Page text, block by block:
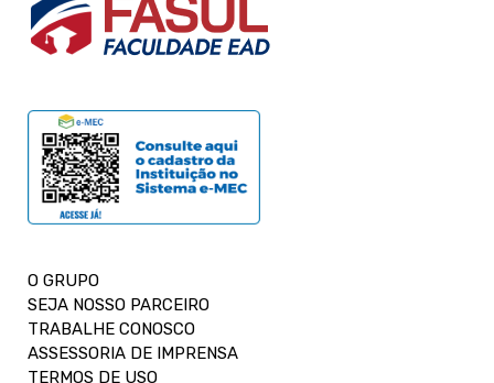
O GRUPO
SEJA NOSSO PARCEIRO
TRABALHE CONOSCO
ASSESSORIA DE IMPRENSA
TERMOS DE USO